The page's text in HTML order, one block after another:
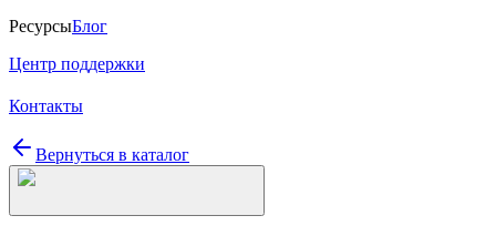
РесурсыБлог
Центр поддержки
Контакты
Вернуться в каталог